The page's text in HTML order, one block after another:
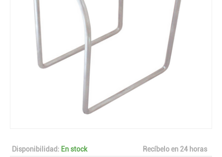
Disponibilidad: En stock Recíbelo en 24 horas